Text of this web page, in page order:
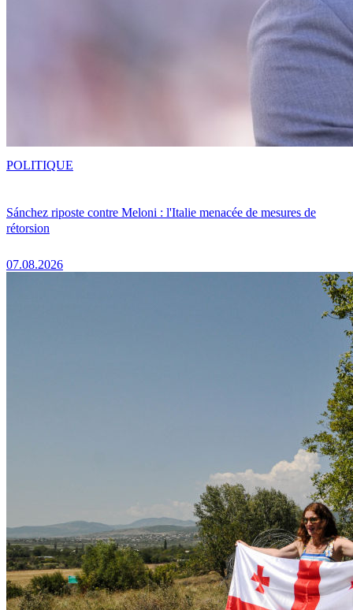
Sánchez riposte contre Meloni : l'Italie menacée de mesures de
rétorsion
07.08.2026
POLITIQUE